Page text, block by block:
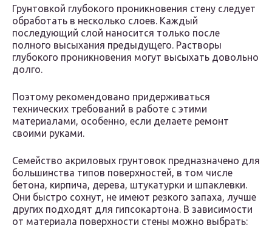
Грунтовкой глубокого проникновения стену следует
обработать в несколько слоев. Каждый
последующий слой наносится только после
полного высыхания предыдущего. Растворы
глубокого проникновения могут высыхать довольно
долго.
Поэтому рекомендовано придерживаться
технических требований в работе с этими
материалами, особенно, если делаете ремонт
своими руками.
Семейство акриловых грунтовок предназначено для
большинства типов поверхностей, в том числе
бетона, кирпича, дерева, штукатурки и шпаклевки.
Они быстро сохнут, не имеют резкого запаха, лучше
других подходят для гипсокартона. В зависимости
от материала поверхности стены можно выбрать: